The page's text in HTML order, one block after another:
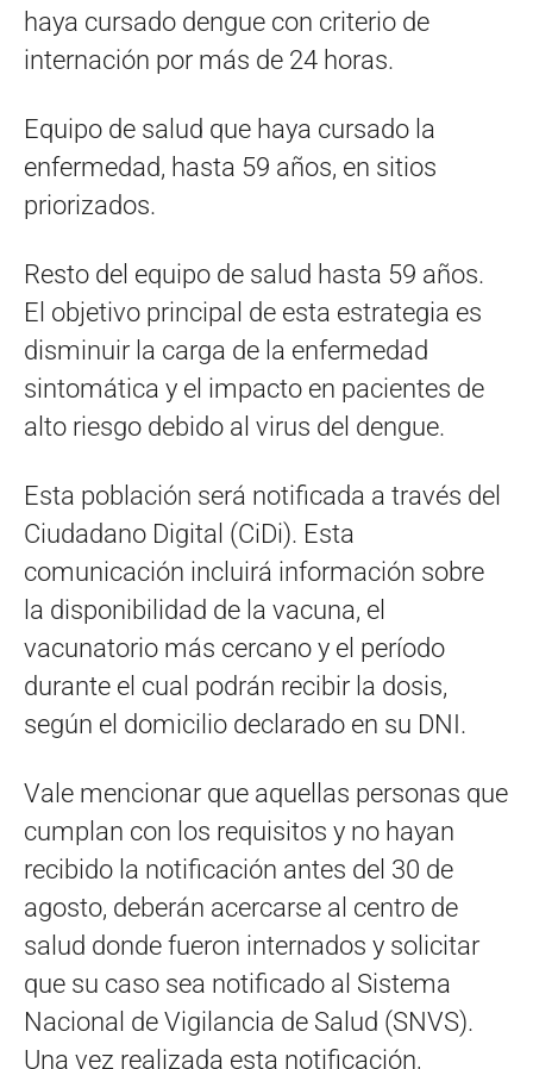
haya cursado dengue con criterio de
internación por más de 24 horas.
Equipo de salud que haya cursado la
enfermedad, hasta 59 años, en sitios
priorizados.
Resto del equipo de salud hasta 59 años.
El objetivo principal de esta estrategia es
disminuir la carga de la enfermedad
sintomática y el impacto en pacientes de
alto riesgo debido al virus del dengue.
Esta población será notificada a través del
Ciudadano Digital (CiDi). Esta
comunicación incluirá información sobre
la disponibilidad de la vacuna, el
vacunatorio más cercano y el período
durante el cual podrán recibir la dosis,
según el domicilio declarado en su DNI.
Vale mencionar que aquellas personas que
cumplan con los requisitos y no hayan
recibido la notificación antes del 30 de
agosto, deberán acercarse al centro de
salud donde fueron internados y solicitar
que su caso sea notificado al Sistema
Nacional de Vigilancia de Salud (SNVS).
Una vez realizada esta notificación,